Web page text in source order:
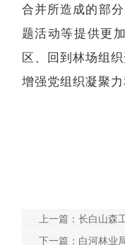
合并所造成的部
题活动等提供更
区、回到林场组
增强党组织凝聚
上一篇： 长白山森
下一篇： 白河林业